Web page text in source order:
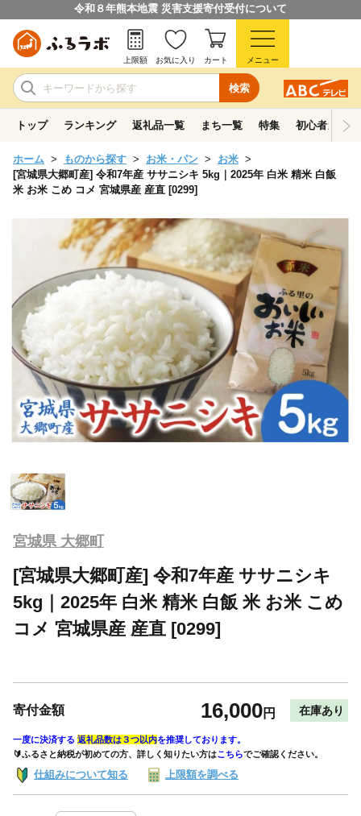
令和８年熊本地震 災害支援寄付受付について
検索
上限額 お気に入り カート メニュー
トップ ランキング 返礼品一覧 まち一覧 特集 初心者ガイド
ホーム ものから探す お米・パン
お米
[宮城県大郷町産] 令和7年産 ササニシキ 5kg｜2025年 白米 精米 白飯
米 お米 こめ コメ 宮城県産 産直 [0299]
宮城県 大郷町
[宮城県大郷町産] 令和7年産 ササニシキ
5kg｜2025年 白米 精米 白飯 米 お米 こめ
コメ 宮城県産 産直 [0299]
寄付金額 16,000円 在庫あり
一度に決済する 返礼品数は３つ以内を推奨しております。
🔰ふるさと納税が初めての方、詳しく知りたい方はこちらでご確認ください。
仕組みについて知る 上限額を調べる